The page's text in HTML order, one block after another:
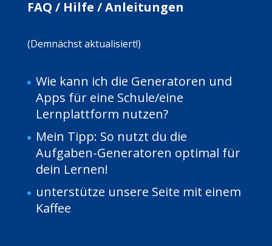
FAQ / Hilfe / Anleitungen
(Demnächst aktualisiert!)
Wie kann ich die Generatoren und
Apps für eine Schule/eine
Lernplattform nutzen?
Mein Tipp: So nutzt du die
Aufgaben-Generatoren optimal für
dein Lernen!
unterstütze unsere Seite mit einem
Kaffee